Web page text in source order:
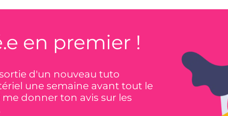
en premier !
d'un nouveau tuto
une semaine avant tout le
donner ton avis sur les